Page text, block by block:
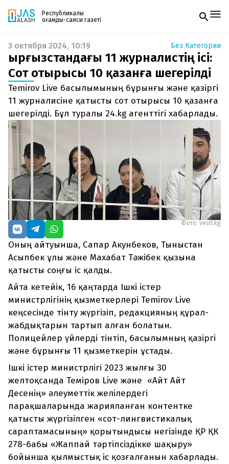
Республикалық
қоғамдық-саяси газеті
Жаңалықтар
Спорт
Live
Руханият
Аймақ
Архив
Заң және тәртіп
Редакциямен байланыс
+7 708 604 51 06
Жарнама бөлімі
+7 701 220 64 52
Пошта
zhasalash100@gmail.com
Газетке жазылу
PDF форматтағы газетті ай сайын электронды
поштаңызға алып отырыңыз. Жаңа нөмір
шыққан сәтте сізге бірден жіберіледі. Тек email
енгізіңіз, біз қалғанын өзіміз жібереміз.
3 октября 2024, 10:19 Без Категории
Қырғызстандағы 11 журналистің ісі:
Сот отырысы 10 қазанға шегерілді
Temirov Live басылымының бұрынғы және қазіргі
11 журналисіне қатысты сот отырысы 10 қазанға
шегерілді. Бұл туралы 24.kg агенттігі хабарлады.
Фото: vesti.kg
Оның айтуынша, Сапар Акунбеков, Тыныстан
Асыпбек ұлы және Махабат Тәжібек қызына
қатысты соңғы іс қалды.
Айта кетейік, 16 қаңтарда Ішкі істер
министрлігінің қызметкерлері Temirov Live
кеңсесінде тінту жүргізіп, редакцияның құрал-
жабдықтарын тартып алған болатын.
Полицейлер үйлерді тінтіп, басылымның қазіргі
және бұрынғы 11 қызметкерін ұстады.
Ішкі істер министрлігі 2023 жылғы 30
желтоқсанда Теміров Live және «Айт Айт
Десенің» әлеуметтік желілердегі
парақшаларында жарияланған контентке
қатысты жүргізілген «сот-лингвистикалық
сараптамасының» қорытындысы негізінде ҚР ҚК
278-бабы «Жаппай тәртіпсіздікке шақыру»
бойынша қылмыстық іс қозғалғанын хабарлады.